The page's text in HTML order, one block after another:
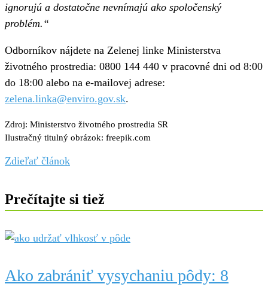
ignorujú a dostatočne nevnímajú ako spoločenský
problém.“
Odborníkov nájdete na Zelenej linke Ministerstva
životného prostredia: 0800 144 440 v pracovné dni od 8:00
do 18:00 alebo na e-mailovej adrese:
zelena.linka@enviro.gov.sk.
Zdroj: Ministerstvo životného prostredia SR
Ilustračný titulný obrázok: freepik.com
Zdieľať článok
Prečítajte si tiež
Ako zabrániť vysychaniu pôdy: 8